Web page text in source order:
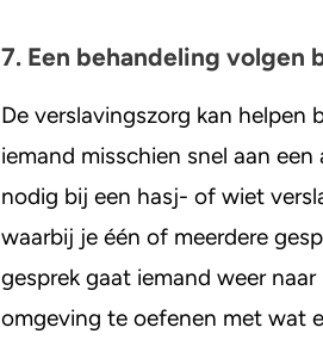
7. Een behandeling volgen
De verslavingszorg kan
iemand misschien snel aan
nodig bij een hasj- of wiet
waarbij je één of meerdere
gesprek gaat iemand weer
omgeving te oefenen met wat